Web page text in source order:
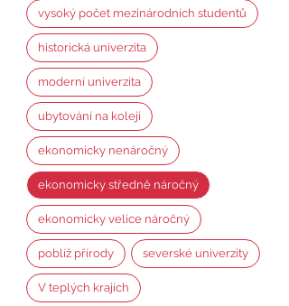
vysoký počet mezinárodních studentů
historická univerzita
moderní univerzita
ubytování na koleji
ekonomicky nenáročný
ekonomicky středně náročný
ekonomicky velice náročný
poblíž přírody severské univerzity
V teplých krajích